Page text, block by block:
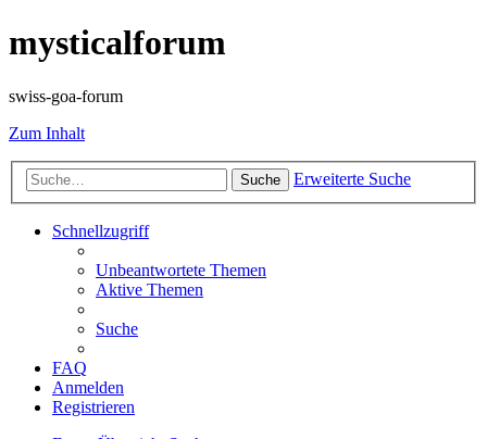
mysticalforum
swiss-goa-forum
Zum Inhalt
Suche Erweiterte Suche
Schnellzugriff
Unbeantwortete Themen
Aktive Themen
Suche
FAQ
Anmelden
Registrieren